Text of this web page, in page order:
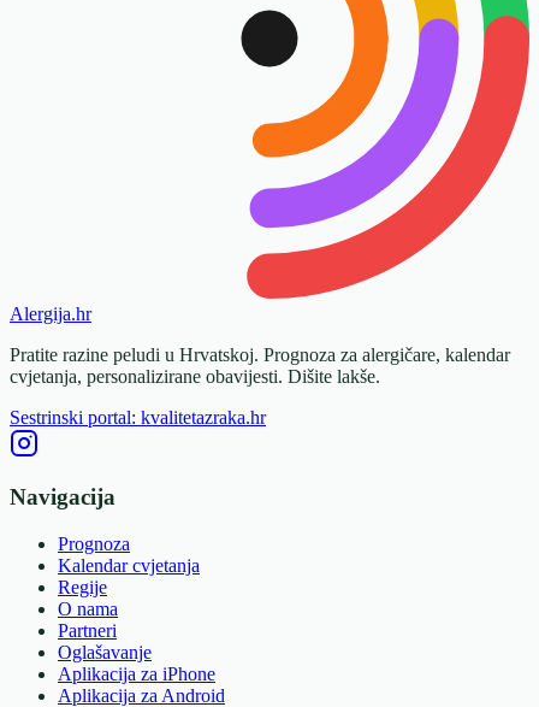
Alergija.hr
Pratite razine peludi u Hrvatskoj. Prognoza za alergičare, kalendar
cvjetanja, personalizirane obavijesti. Dišite lakše.
Sestrinski portal: kvalitetazraka.hr
Navigacija
Prognoza
Kalendar cvjetanja
Regije
O nama
Partneri
Oglašavanje
Aplikacija za iPhone
Aplikacija za Android